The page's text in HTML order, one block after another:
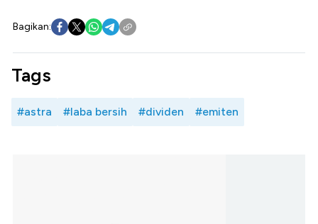
Bagikan:
Tags
#astra #laba bersih #dividen #emiten